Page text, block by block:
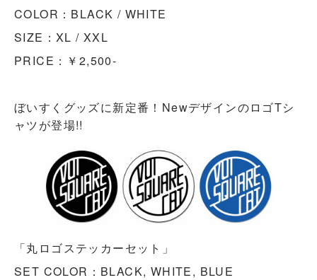
COLOR：BLACK / WHITE
SIZE：XL / XXL
PRICE：￥2,500-
ぼいすくグッズに新定番！NewデザインのロゴTシ
ャツが登場!!
「丸ロゴステッカーセット」
SET COLOR：BLACK, WHITE, BLUE